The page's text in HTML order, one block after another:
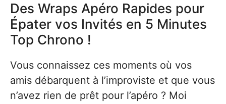
Des Wraps Apéro Rapides pour
Épater vos Invités en 5 Minutes
Top Chrono !
Vous connaissez ces moments où vos
amis débarquent à l’improviste et que vous
n’avez rien de prêt pour l’apéro ? Moi